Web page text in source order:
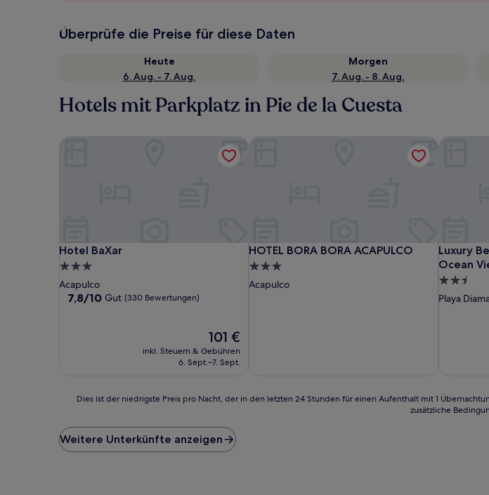
Überprüfe die Preise für diese Daten
Heute
6. Aug. - 7. Aug.
Morgen
7. Aug. - 8. Aug.
Hotels mit Parkplatz in Pie de la Cuesta
Hotel BaXar
Hotel BaXar
3.0-
Sterne-
Unterkunft
Acapulco
7.8
7,8/10 Gut (330 Bewertungen)
Der
Preis
beträgt
101 €
inkl. Steuern & Gebühren
6. Sept.–7. Sept.
HOTEL BORA BORA ACAPULCO
HOTEL BORA BORA ACAPULCO
3.0-
Sterne-
Acapulco
Luxury
Ocean
Luxury
2.5-
Sterne-
Playa
Luxury
der
niedrigste
Preis
Dies ist der niedrigste Preis pro Nacht, der in den letzten 24 Stunden für einen Aufenthalt mit 1
zusätzliche
Weitere Unterkünfte anzeigen